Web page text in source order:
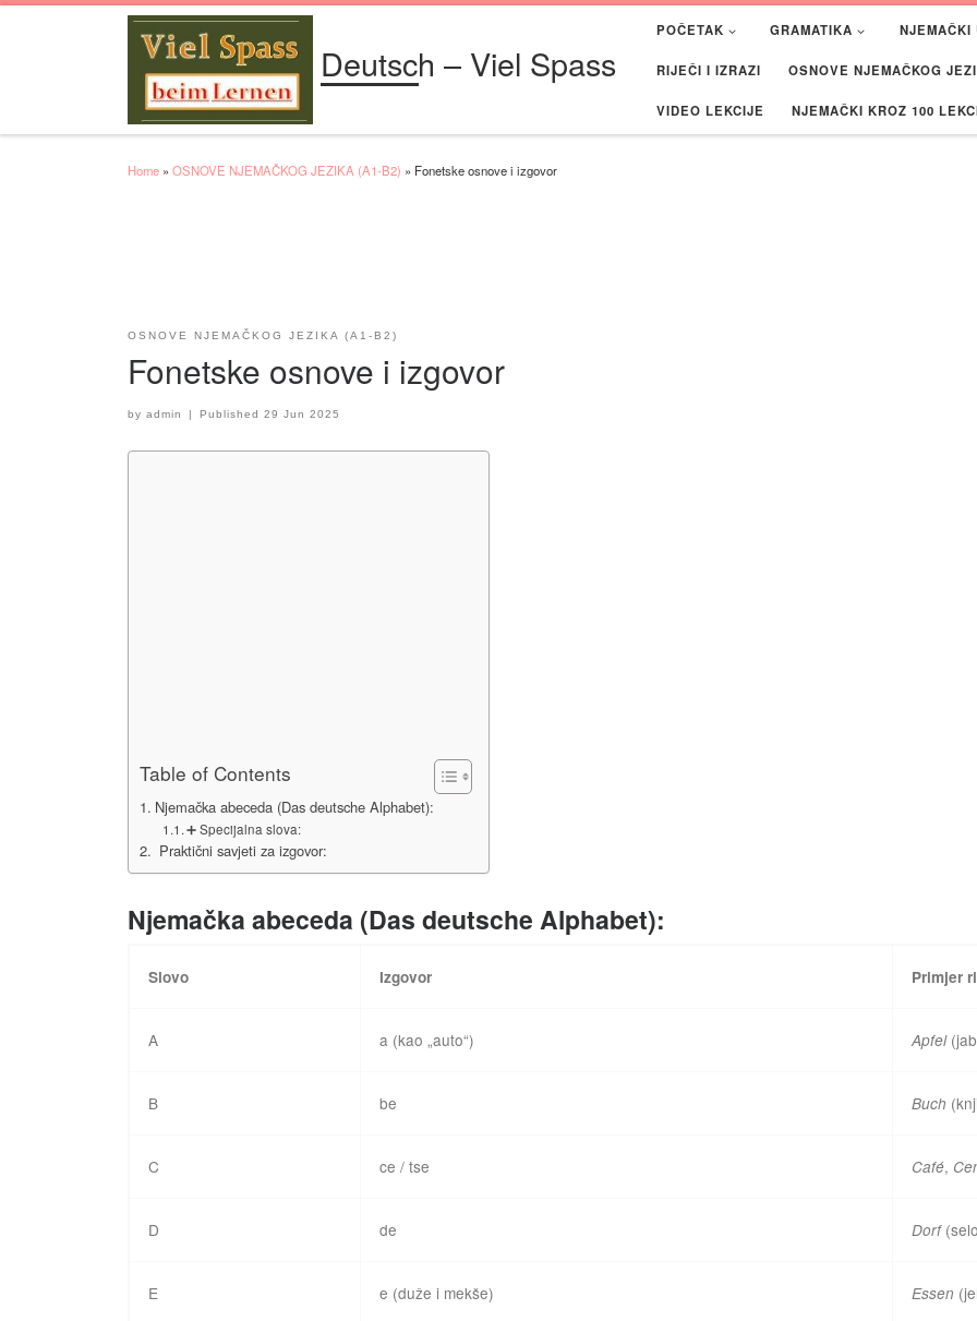
Deutsch – Viel Spass
POČETAK GRAMATIKA NJEMAČKI
RIJEČI I IZRAZI OSNOVE NJEMAČKOG
VIDEO LEKCIJE NJEMAČKI KROZ 100
Home » OSNOVE NJEMAČKOG JEZIKA (A1-B2) » Fonetske osnove i izgovor
OSNOVE NJEMAČKOG JEZIKA (A1-B2)
Fonetske osnove i izgovor
by admin | Published29 Jun 2025
Table of Contents
Njemačka abeceda (Das deutsche Alphabet):
➕ Specijalna slova:
️ Praktični savjeti za izgovor:
Njemačka abeceda (Das deutsche Alphabet):
Slovo Izgovor Primjer
A a (kao „auto“) Apfel
B be Buch
C ce / tse Café,
D de Dorf
E e (duže i mekše) Essen